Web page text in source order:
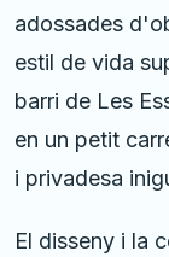
adossades
estil de vida
barri de Les
en un petit
i privadesa
El disseny i la